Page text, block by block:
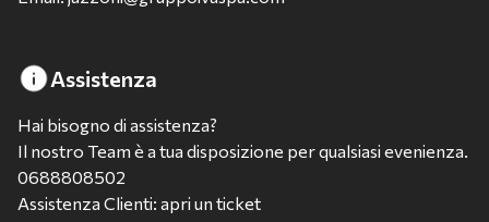
Assistenza
Hai bisogno di assistenza?
Il nostro Team è a tua disposizione per qualsiasi evenienza.
0688808502
Assistenza Clienti: apri un ticket